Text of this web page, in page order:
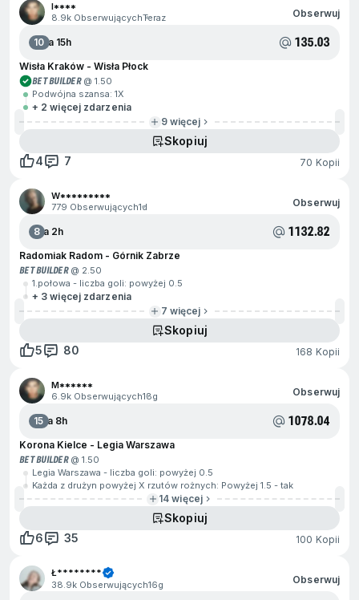
I****
8.9k ObserwującychTeraz Obserwuj
10Za 15h 135.03
Wisła Kraków - Wisła Płock
BET BUILDER@ 1.50
Podwójna szansa: 1X
+ 2 więcej zdarzenia
9 więcej
Skopiuj
4
7 70 Kopii
W*********
779 Obserwujących1d Obserwuj
8Za 2h 1132.82
Radomiak Radom - Górnik Zabrze
BET BUILDER@ 2.50
1.połowa - liczba goli: powyżej 0.5
+ 3 więcej zdarzenia
7 więcej
Skopiuj
5
80 168 Kopii
M******
6.9k Obserwujących18g Obserwuj
15Za 8h 1078.04
Korona Kielce - Legia Warszawa
BET BUILDER@ 1.50
Legia Warszawa - liczba goli: powyżej 0.5
Każda z drużyn powyżej X rzutów rożnych: Powyżej 1.5 - tak
14 więcej
Skopiuj
6
35 100 Kopii
Ł********
38.9k Obserwujących16g Obserwuj